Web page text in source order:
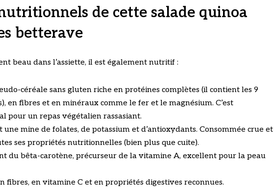
de cette salade quinoa
betterave
beau dans l’assiette, il est également nutritif :
céréale sans gluten riche en protéines complètes (il contient les 9
en fibres et en minéraux comme le fer et le magnésium. C’est
pour un repas végétalien rassasiant.
mine de folates, de potassium et d’antioxydants. Consommée crue et
ses propriétés nutritionnelles (bien plus que cuite).
du bêta-carotène, précurseur de la vitamine A, excellent pour la peau
fibres, en vitamine C et en propriétés digestives reconnues.